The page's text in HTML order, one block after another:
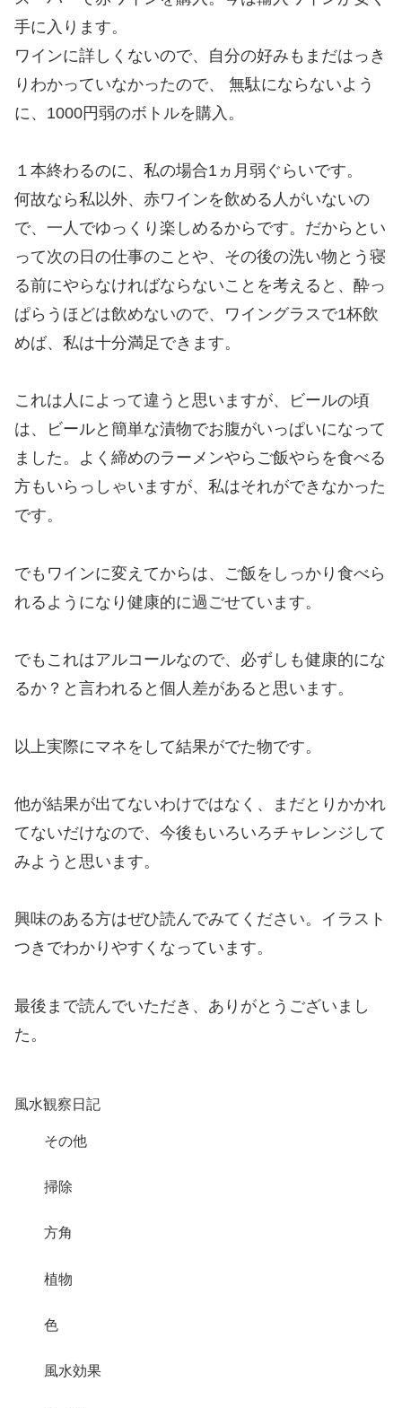
手に入ります。
ワインに詳しくないので、自分の好みもまだはっき
りわかっていなかったので、 無駄にならないよう
に、1000円弱のボトルを購入。
１本終わるのに、私の場合1ヵ月弱ぐらいです。
何故なら私以外、赤ワインを飲める人がいないの
で、一人でゆっくり楽しめるからです。だからとい
って次の日の仕事のことや、その後の洗い物とう寝
る前にやらなければならないことを考えると、酔っ
ぱらうほどは飲めないので、ワイングラスで1杯飲
めば、私は十分満足できます。
これは人によって違うと思いますが、ビールの頃
は、ビールと簡単な漬物でお腹がいっぱいになって
ました。よく締めのラーメンやらご飯やらを食べる
方もいらっしゃいますが、私はそれができなかった
です。
でもワインに変えてからは、ご飯をしっかり食べら
れるようになり健康的に過ごせています。
でもこれはアルコールなので、必ずしも健康的にな
るか？と言われると個人差があると思います。
以上実際にマネをして結果がでた物です。
他が結果が出てないわけではなく、まだとりかかれ
てないだけなので、今後もいろいろチャレンジして
みようと思います。
興味のある方はぜひ読んでみてください。イラスト
つきでわかりやすくなっています。
最後まで読んでいただき、ありがとうございまし
た。
風水観察日記
その他
掃除
方角
植物
色
風水効果